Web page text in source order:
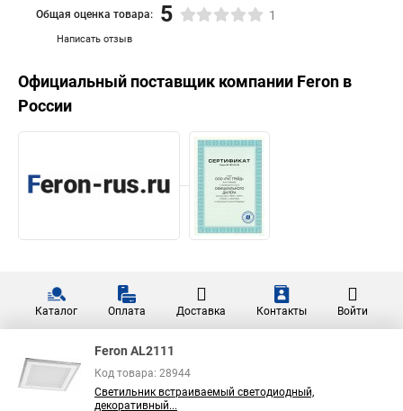
Написать отзыв
Общая оценка товара: 5 1
Официальный поставщик компании Feron в
России
Каталог Оплата Доставка Контакты Войти
Feron AL2111
Код товара: 28944
Светильник встраиваемый светодиодный,
декоративный...